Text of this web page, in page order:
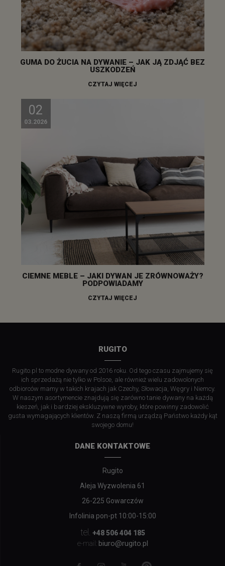
GUMA DO ŻUCIA NA DYWANIE – JAK JĄ ZDJĄĆ BEZ
USZKODZEŃ
CZYTAJ WIĘCEJ
02
03.2026
CIEMNE MEBLE – JAKI DYWAN JE ZRÓWNOWAŻY?
PODPOWIADAMY
CZYTAJ WIĘCEJ
RUGITO
Rugito.pl to modne dywany od 2016 roku. Od tego czasu zajmujemy się
ich sprzedażą nie tylko w Polsce, ale również wielu zadowolonych
odbiorców mamy w takich krajach jak Czechy, Słowacja, Węgry i Niemcy.
W naszym asortymencie znajdują się zarówno tanie dywany na każdą
kieszeń, jak i bardziej ekskluzywne wyroby, które powinny zadowolić
gusta wymagających klientów. Z naszą firmą urządzą Państwo każdy kąt
swojego domu!
DANE KONTAKTOWE
Rugito
Aleja Wyzwolenia 61
26-225 Gowarczów
Infolinia pon-pt 10:00-15:00
tel. +48 506 404 185
e-mail: biuro@rugito.pl